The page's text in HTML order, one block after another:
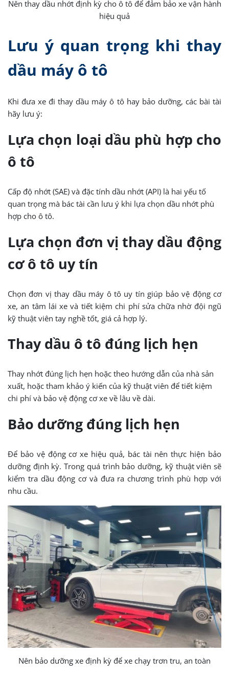
Nên thay dầu nhớt định kỳ cho ô tô để đảm bảo xe vận hành
hiệu quả
Lưu ý quan trọng khi thay
dầu máy ô tô
Khi đưa xe đi thay dầu máy ô tô hay bảo dưỡng, các bài tài
hãy lưu ý:
Lựa chọn loại dầu phù hợp cho
ô tô
Cấp độ nhớt (SAE) và đặc tính dầu nhớt (API) là hai yếu tố
quan trọng mà bác tài cần lưu ý khi lựa chọn dầu nhớt phù
hợp cho ô tô.
Lựa chọn đơn vị thay dầu động
cơ ô tô uy tín
Chọn đơn vị thay dầu máy ô tô uy tín giúp bảo vệ động cơ
xe, an tâm lái xe và tiết kiệm chi phí sửa chữa nhờ đội ngũ
kỹ thuật viên tay nghề tốt, giá cả hợp lý.
Thay dầu ô tô đúng lịch hẹn
Thay nhớt đúng lịch hẹn hoặc theo hướng dẫn của nhà sản
xuất, hoặc tham khảo ý kiến của kỹ thuật viên để tiết kiệm
chi phí và bảo vệ động cơ xe về lâu về dài.
Bảo dưỡng đúng lịch hẹn
Để bảo vệ động cơ xe hiệu quả, bác tài nên thực hiện bảo
dưỡng định kỳ. Trong quá trình bảo dưỡng, kỹ thuật viên sẽ
kiểm tra dầu động cơ và đưa ra chương trình phù hợp với
nhu cầu.
Nên bảo dưỡng xe định kỳ để xe chạy trơn tru, an toàn